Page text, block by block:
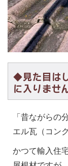
◆見た目は
に入りませ
「昔ながら
エル瓦（コン
かつて輸入住